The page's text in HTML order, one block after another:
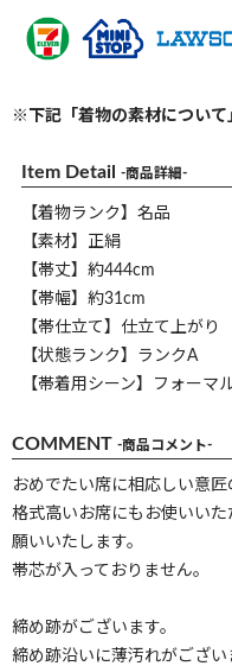
※下記「着物の素材について
Item Detail -商品詳細-
【着物ランク】名品
【素材】正絹
【帯丈】約444cm
【帯幅】約31cm
【帯仕立て】仕立て上がり
【状態ランク】ランクA
【帯着用シーン】フォーマ
COMMENT -商品コメント-
おめでたい席に相応しい意匠
格式高いお席にもお使いい
願いいたします。
帯芯が入っておりません。
締め跡がございます。
締め跡沿いに薄汚れがござい